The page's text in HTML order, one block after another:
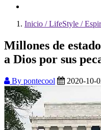
Inicio / LifeStyle /
Millones de
a Dios por sus
By pontecool 2020-10-